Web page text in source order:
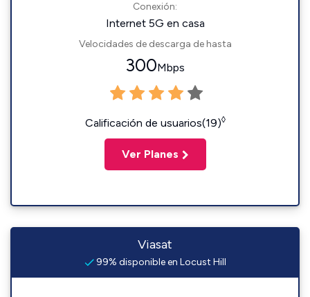
Conexión:
Internet 5G en casa
Velocidades de descarga de hasta
300Mbps
Calificación de usuarios(19)◊
Ver Planes
Viasat
99% disponible en Locust Hill